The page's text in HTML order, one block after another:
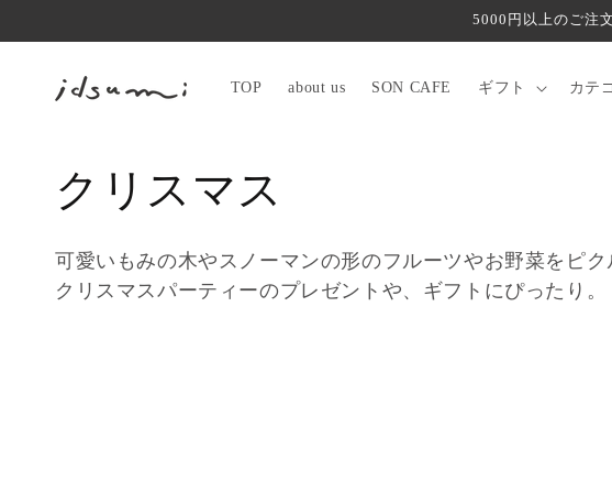
進む
5000円以上のご注
TOP about us SON CAFE ギフト カテ
コ
レ
ク
クリスマス
可愛いもみの木やスノーマンの形のフルーツやお野菜をピク
クリスマスパーティーのプレゼントや、ギフトにぴったり。